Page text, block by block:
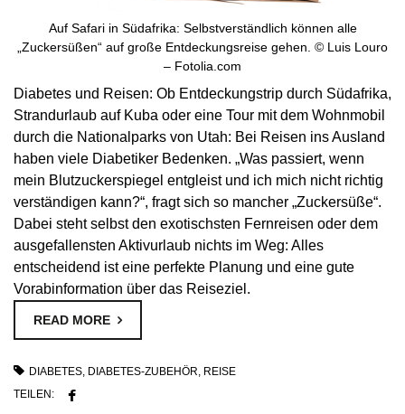
Auf Safari in Südafrika: Selbstverständlich können alle
„Zuckersüßen“ auf große Entdeckungsreise gehen. © Luis Louro
– Fotolia.com
Diabetes und Reisen: Ob Entdeckungstrip durch Südafrika,
Strandurlaub auf Kuba oder eine Tour mit dem Wohnmobil
durch die Nationalparks von Utah: Bei Reisen ins Ausland
haben viele Diabetiker Bedenken. „Was passiert, wenn
mein Blutzuckerspiegel entgleist und ich mich nicht richtig
verständigen kann?“, fragt sich so mancher „Zuckersüße“.
Dabei steht selbst den exotischsten Fernreisen oder dem
ausgefallensten Aktivurlaub nichts im Weg: Alles
entscheidend ist eine perfekte Planung und eine gute
Vorabinformation über das Reiseziel.
READ MORE
DIABETES, DIABETES-ZUBEHÖR, REISE
TEILEN: